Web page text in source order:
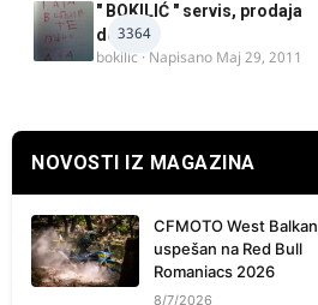
3364
" BOKILIĆ " servis, prodaja
delova
bokilic · Napisano Maj 29, 2011
NOVOSTI IZ MAGAZINA
CFMOTO West
uspešan na Red Bull
Romaniacs 2026
8/7/2026